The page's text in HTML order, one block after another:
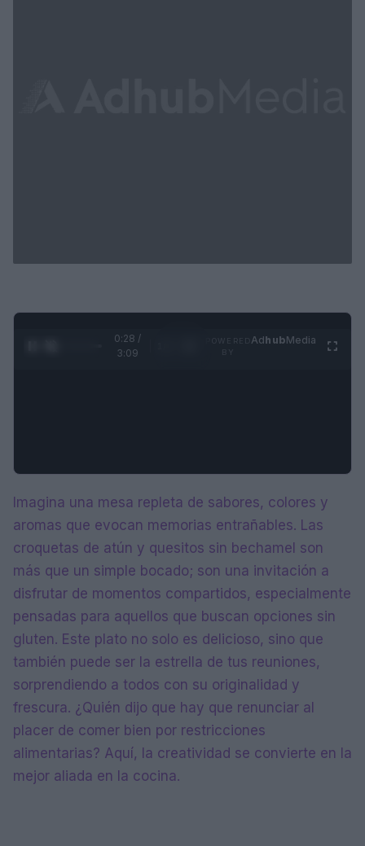
0:28 /
3:09
AdhubMedia
Imagina una mesa repleta de sabores, colores y
aromas que evocan memorias entrañables. Las
croquetas de atún y quesitos sin bechamel son
más que un simple bocado; son una invitación a
disfrutar de momentos compartidos, especialmente
pensadas para aquellos que buscan opciones sin
gluten. Este plato no solo es delicioso, sino que
también puede ser la estrella de tus reuniones,
sorprendiendo a todos con su originalidad y
frescura. ¿Quién dijo que hay que renunciar al
placer de comer bien por restricciones
alimentarias? Aquí, la creatividad se convierte en la
mejor aliada en la cocina.